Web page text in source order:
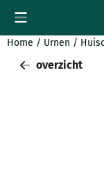
Cookievoorkeuren
Home / Urnen /
overzicht